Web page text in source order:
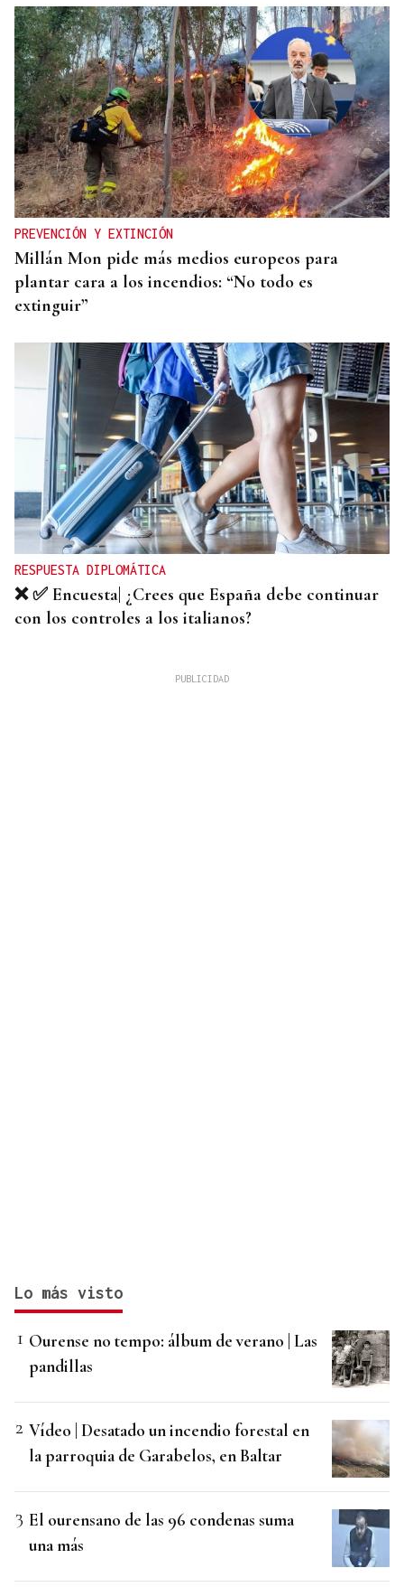
PREVENCIÓN Y EXTINCIÓN
Millán Mon pide más medios europeos para
plantar cara a los incendios: “No todo es
extinguir”
RESPUESTA DIPLOMÁTICA
❌ ✅ Encuesta| ¿Crees que España debe continuar
con los controles a los italianos?
Lo más visto
Ourense no tempo: álbum de verano | Las
pandillas
Vídeo | Desatado un incendio forestal en
la parroquia de Garabelos, en Baltar
El ourensano de las 96 condenas suma
una más